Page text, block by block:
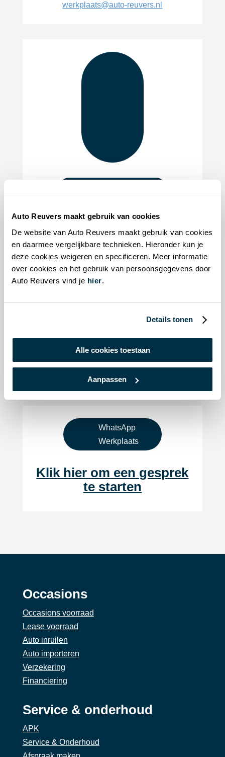
Auto Reuvers maakt gebruik van cookies
De website van Auto Reuvers maakt gebruik van cookies
en daarmee vergelijkbare technieken. Hieronder kun je
deze cookies weigeren en specificeren. Meer informatie
over cookies en het gebruik van persoonsgegevens door
Auto Reuvers vind je hier.
Details tonen
Alle cookies toestaan
Aanpassen
werkplaats@auto-reuvers.nl
Lisanne Rohrink
Administratief medewerker
administratie@auto-reuvers.nl
Klik hier om een gesprek
te starten
WhatsApp
Werkplaats
Klik hier om een gesprek
te starten
Occasions
Occasions voorraad
Lease voorraad
Auto inruilen
Auto importeren
Verzekering
Financiering
Service & onderhoud
APK
Service & Onderhoud